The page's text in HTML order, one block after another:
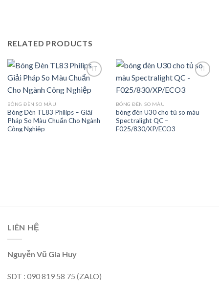
RELATED PRODUCTS
BÓNG ĐÈN SO MÀU
Bóng Đèn TL83 Philips – Giải
Pháp So Màu Chuẩn Cho Ngành
Công Nghiệp
BÓNG ĐÈN SO MÀU
bóng đèn U30 cho tủ so màu
Spectralight QC –
F025/830/XP/ECO3
LIÊN HỆ
Nguyễn Vũ Gia Huy
SDT : 090 819 58 75 (ZALO)